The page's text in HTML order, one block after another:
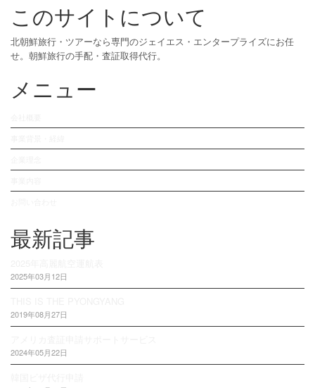
このサイトについて
北朝鮮旅行・ツアーなら専門のジェイエス・エンタープライズにお任
せ。朝鮮旅行の手配・査証取得代行。
メニュー
最新記事
2025年03月12日
2019年08月27日
2024年05月22日